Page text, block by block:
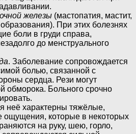
железы (мастопатия, мастит,
При этих болезнях
боли в груди справа,
до менструального
. Заболевание сопровождается
болью, связанной с
сердца. Рези могут
обморока. Больного срочно
неё характерны тяжёлые,
которые в некоторых
на руку, шею, горло,